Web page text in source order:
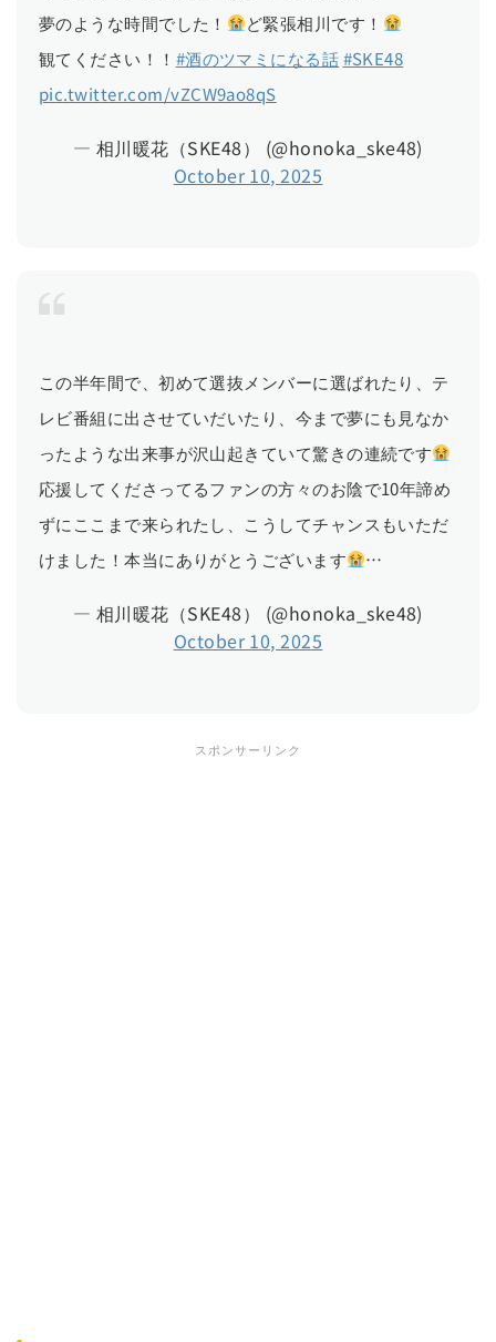
夢のような時間でした！
ど緊張相川です！
観てください！！ #酒のツマミになる話#SKE48
pic.twitter.com/vZCW9ao8qS
— 相川暖花（SKE48） (@honoka_ske48)
October 10, 2025
この半年間で、初めて選抜メンバーに選ばれたり、テ
レビ番組に出させていだいたり、今まで夢にも見なか
ったような出来事が沢山起きていて驚きの連続です
応援してくださってるファンの方々のお陰で10年諦め
ずにここまで来られたし、こうしてチャンスもいただ
けました！本当にありがとうございます
…
— 相川暖花（SKE48） (@honoka_ske48)
October 10, 2025
スポンサーリンク